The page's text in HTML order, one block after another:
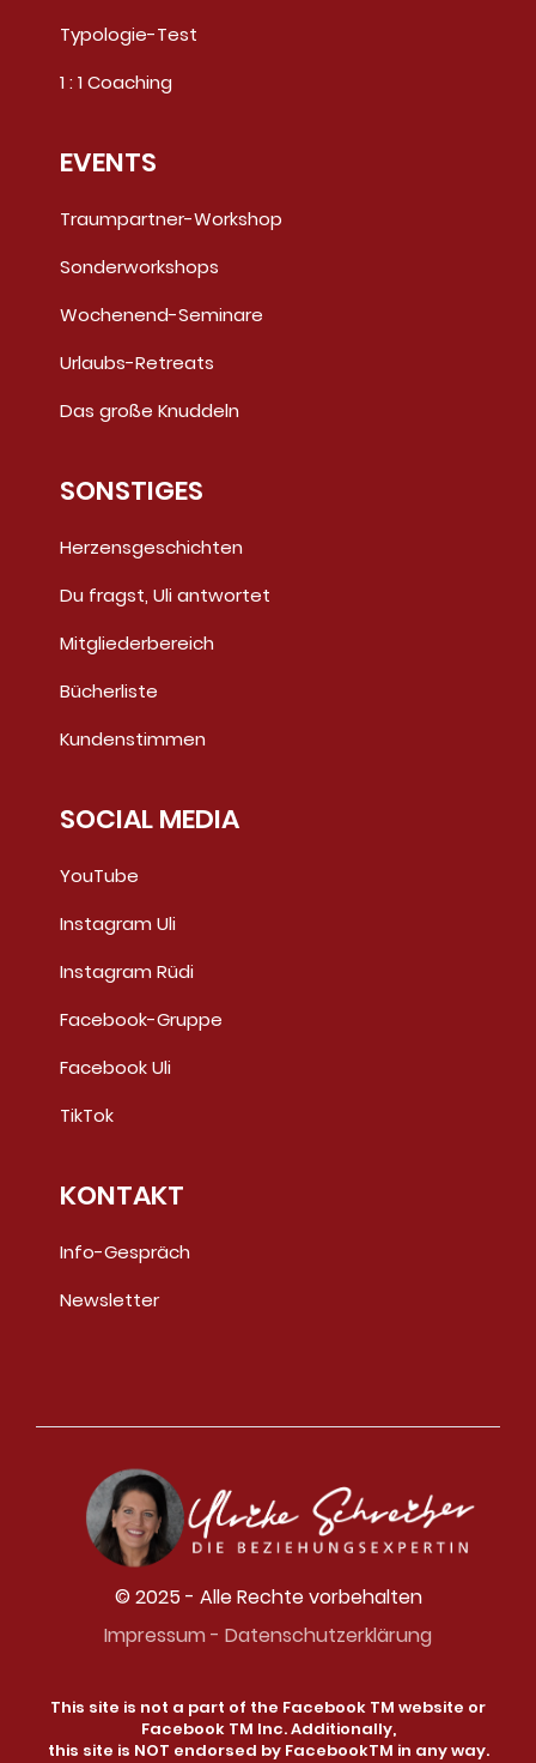
Typologie-Test
1 : 1 Coaching
EVENTS
Traumpartner-Workshop
Sonderworkshops
Wochenend-Seminare
Urlaubs-Retreats
Das große Knuddeln
SONSTIGES
Herzensgeschichten
Du fragst, Uli antwortet
Mitgliederbereich
Bücherliste
Kundenstimmen
SOCIAL MEDIA
YouTube
Instagram Uli
Instagram Rüdi
Facebook-Gruppe
Facebook Uli
TikTok
KONTAKT
Info-Gespräch
Newsletter
© 2025 - Alle Rechte vorbehalten
Impressum - Datenschutzerklärung
This site is not a part of the Facebook TM website or
Facebook TM Inc. Additionally,
this site is NOT endorsed by FacebookTM in any way.